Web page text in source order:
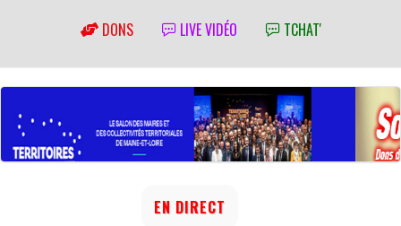
DONS LIVE VIDÉO TCHAT'
EN DIRECT